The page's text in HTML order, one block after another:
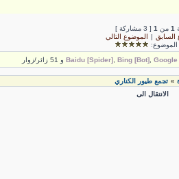
1 من [ 3 مشاركة ]
| الموضوع التالي
الموضوع:
Baidu [Spider] ,Bing [Bot] , و 51 زائر/زوار
» تجمع طيور الكناري
الانتقال الى